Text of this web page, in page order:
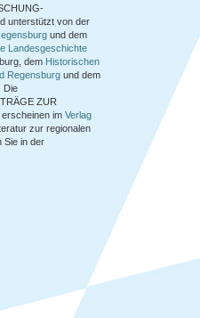
unterstützt von der
und dem
Landesgeschichte
dem Historischen
Regensburg und dem
. Die
ZUR
erscheinen im Verlag
zur regionalen
Sie in der